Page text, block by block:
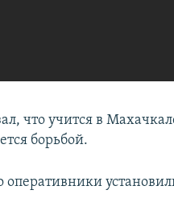
что учится в
борьбой.
оперативники